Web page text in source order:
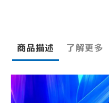
商品描述 了解更多